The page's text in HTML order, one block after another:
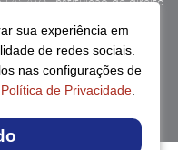
(ASAV), instituição de direito
natureza educativa,
como Entidade
nas áreas de educação e
sua experiência em
de redes sociais.
nas configurações de
Política de Privacidade.